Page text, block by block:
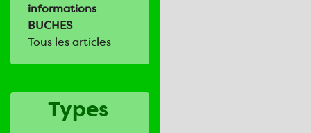
informations
BUCHES
Tous les articles
Types